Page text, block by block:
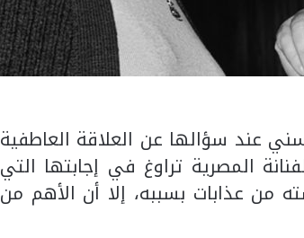
عند سؤالها عن العلاقة العاطفية
المصرية تراوغ في إجابتها التي
من عذابات بسببه، إلا أن الأهم من